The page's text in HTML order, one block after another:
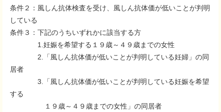
条件２：風しん抗体検査を受け、風しん抗体価が低いことが判明
している
条件３：下記のうちいずれかに該当する方
1.妊娠を希望する１９歳～４９歳までの女性
2.「風しん抗体価が低いことが判明している妊婦」の同
居者
3.「風しん抗体価が低いことが判明している妊娠を希望
する
１９歳～４９歳までの女性」の同居者